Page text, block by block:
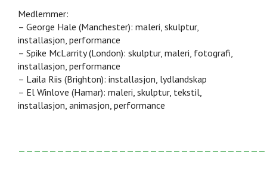
Medlemmer:
– George Hale (Manchester): maleri, skulptur,
installasjon, performance
– Spike McLarrity (London): skulptur, maleri, fotografi,
installasjon, performance
– Laila Riis (Brighton): installasjon, lydlandskap
– El Winlove (Hamar): maleri, skulptur, tekstil,
installasjon, animasjon, performance